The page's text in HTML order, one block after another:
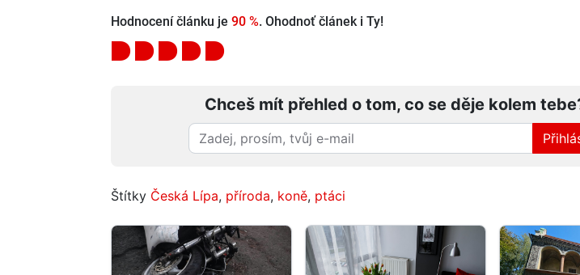
Hodnocení článku je 90 %. Ohodnoť článek i Ty!
Chceš mít přehled o tom, co se děje kolem
Štítky Česká Lípa, příroda, koně, ptáci